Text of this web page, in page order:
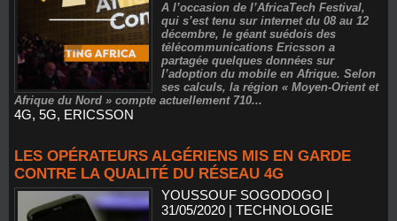
A l’occasion de l’AfricaTech Festival,
qui s’est tenu sur internet du 08 au 12
décembre, le géant suédois des
télécommunications Ericsson a
partagée quelques données sur
l’adoption du mobile en Afrique. Selon
ses calculs, la région « Moyen-Orient et
Afrique du Nord » compte actuellement 710...
4G, 5G, ERICSSON
LES OPÉRATEURS ALGÉRIENS MIS EN GARDE
CONTRE LA QUALITÉ DU RÉSEAU 4G
YOUSSOUF SOGODOGO |
31/05/2020 |TECHNOLOGIE